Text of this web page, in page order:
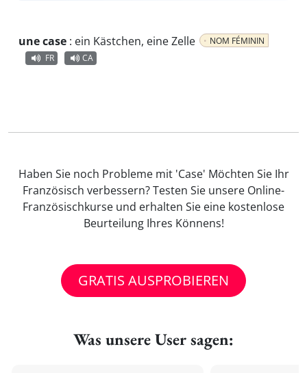
une case : ein Kästchen, eine Zelle
NOM FÉMININ
FR
CA
Haben Sie noch Probleme mit 'Case' Möchten Sie Ihr
Französisch verbessern? Testen Sie unsere Online-
Französischkurse und erhalten Sie eine kostenlose
Beurteilung Ihres Könnens!
GRATIS AUSPROBIEREN
Was unsere User sagen: